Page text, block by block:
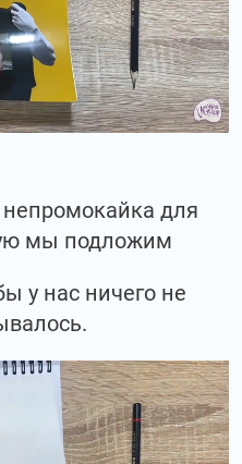
непромокайка для
мы подложим
у нас ничего не